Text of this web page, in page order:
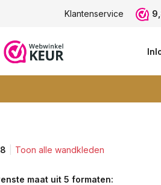
klantbeoordeling 9+ Grootste
Klantenservice
Toon alle wandkleden
maat uit 5 formaten: